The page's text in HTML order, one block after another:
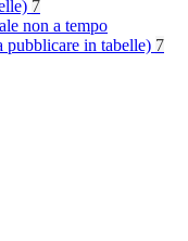
7
non a tempo
pubblicare in tabelle) 7